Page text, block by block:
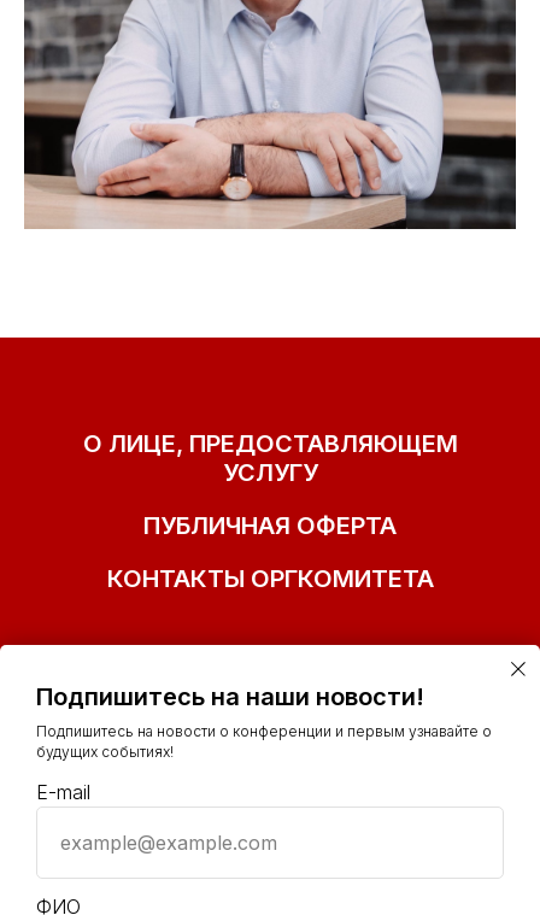
Подпишитесь на наши новости!
Подпишитесь на новости о конференции и первым узнавайте о
будущих событиях!
E-mail
example@example.com
ФИО
О ЛИЦЕ, ПРЕДОСТАВЛЯЮЩЕМ
УСЛУГУ
ПУБЛИЧНАЯ ОФЕРТА
КОНТАКТЫ ОРГКОМИТЕТА
+7(977)153-41-32
info@ polit-smm.ru